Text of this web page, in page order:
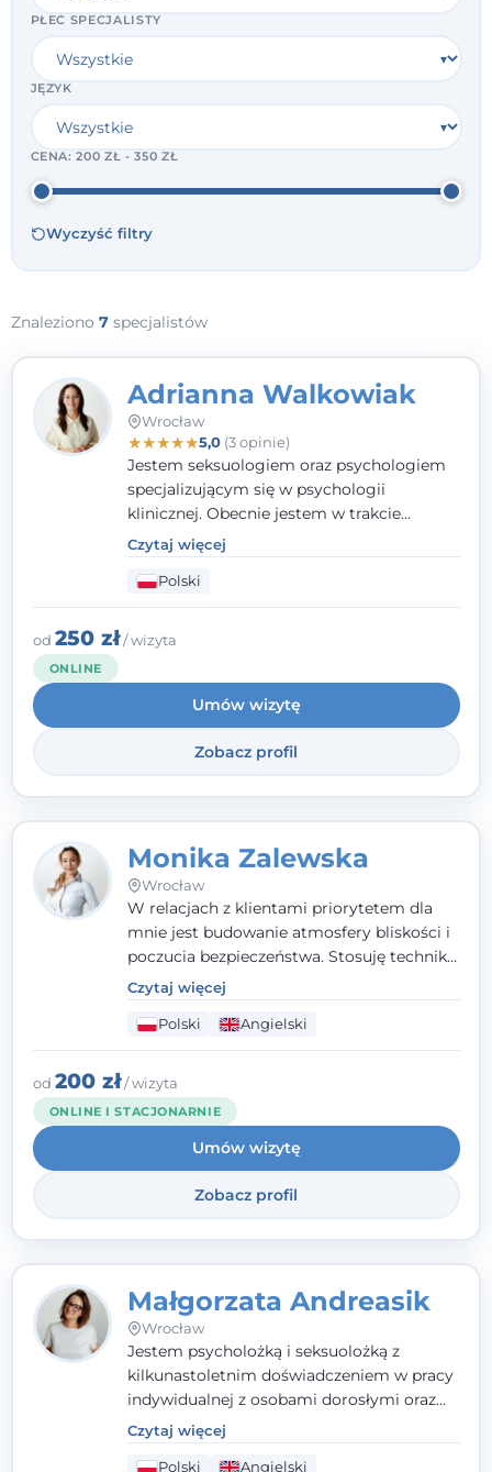
PŁEĆ SPECJALISTY
JĘZYK
CENA:200 ZŁ - 350 ZŁ
Wyczyść filtry
Znaleziono 7 specjalistów
Adrianna Walkowiak
Wrocław
★★★★★5,0(3 opinie)
Jestem seksuologiem oraz psychologiem
specjalizującym się w psychologii
klinicznej. Obecnie jestem w trakcie
szkolenia na psychoterapeutę
systemowego. Posiadam status członka
nadzwyczajnego Wielkopolskiego
TowarzystwaTerapii Systemowejoraz
należę do Polskiego Towarzystwa
pierwszym miejscu stawiam budowanie
atmosfery bezpieczeństwa i zrozumienia w
relacjach z Klientami. Istotna dla nie jest
również koncentracja na dostępnych
zasobach.
Czytaj więcej
Polski
od 250 zł/ wizyta
ONLINE
Umów wizytę
Zobacz profil
Monika Zalewska
Wrocław
W relacjach z klientami priorytetem dla
mnie jest budowanie atmosfery bliskości i
poczucia bezpieczeństwa. Stosuję techniki
poznawczo-behawioralne oraz metody,
które koncentrują się na rozwiązaniach
(TSR). Te polegają na osiąganiu
zamierzonych celów (doprowadzeniu do
rozwiązania trudnych sytuacji) poprzez
identyfikowanie i wzmacnianie zasobów
oraz mocnych stron klienta. W swojej
pracy korzystam także z metod dialogu
motywacyjnego itreningu uważności.
Czytaj więcej
Polski Angielski
od 200 zł/ wizyta
ONLINE I STACJONARNIE
Umów wizytę
Zobacz profil
Małgorzata Andreasik
Wrocław
Jestem psycholożką i seksuolożką z
kilkunastoletnim doświadczeniem w pracy
indywidualnej z osobami dorosłymi oraz
parami. Specjalizuję się w obszarze zdrowia
seksualnego, żałoby, kryzysów życiowych i
Czytaj więcej
Polski Angielski